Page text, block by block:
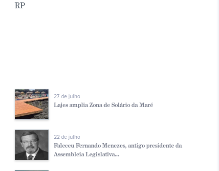
RP
27 de julho
Lajes amplia Zona de Solário da Maré
22 de julho
Faleceu Fernando Menezes, antigo presidente da
Assembleia Legislativa...